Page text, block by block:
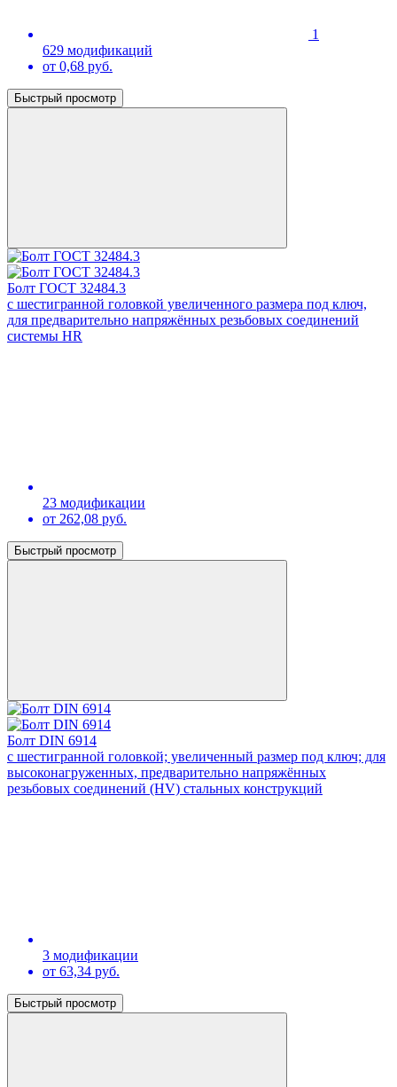
1
629 модификаций
от 0,68 руб.
Быстрый просмотр
Болт ГОСТ 32484.3
с шестигранной головкой увеличенного размера под ключ,
для предварительно напряжённых резьбовых соединений
системы HR
23 модификации
от 262,08 руб.
Быстрый просмотр
Болт DIN 6914
с шестигранной головкой; увеличенный размер под ключ; для
высоконагруженных, предварительно напряжённых
резьбовых соединений (HV) стальных конструкций
3 модификации
от 63,34 руб.
Быстрый просмотр